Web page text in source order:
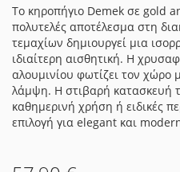
εικόνων
Το κηροπήγιο Demek σε gold
πολυτελές αποτέλεσμα στη
τεμαχίων δημιουργεί μια
ιδιαίτερη αισθητική. Η
αλουμινίου φωτίζει τον χώρο
λάμψη. Η στιβαρή κατασκευή
καθημερινή χρήση ή ειδικές
επιλογή για elegant και